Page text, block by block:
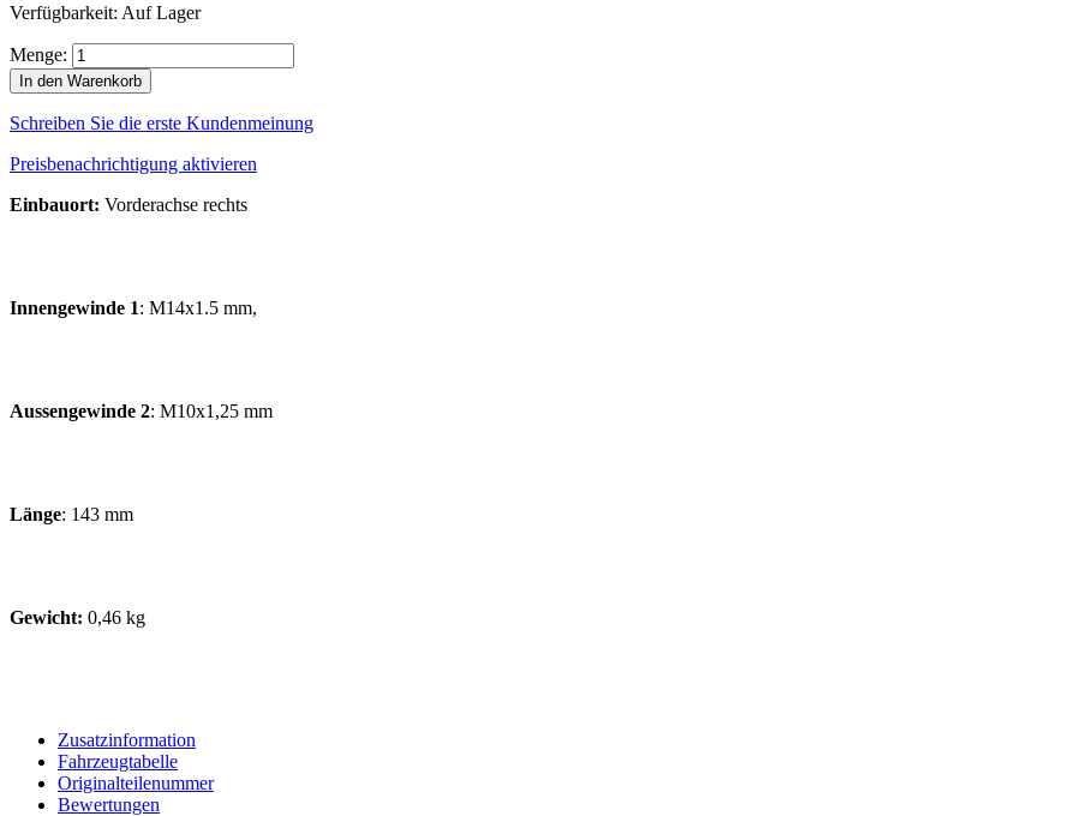
Verfügbarkeit: Auf Lager
Menge:
In den Warenkorb
Schreiben Sie die erste Kundenmeinung
Preisbenachrichtigung aktivieren
Einbauort: Vorderachse rechts
Innengewinde 1: M14x1.5 mm,
Aussengewinde 2: M10x1,25 mm
Länge: 143 mm
Gewicht: 0,46 kg
Zusatzinformation
Fahrzeugtabelle
Originalteilenummer
Bewertungen